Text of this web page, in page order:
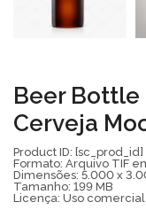
Beer Bottle
Cerveja
Product ID: [sc_prod_id]
Formato: Arquivo TIF
Dimensões: 5.000 x
Tamanho: 199 MB
Licença: Uso